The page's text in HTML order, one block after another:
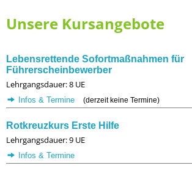
Unsere Kursangebote
Lebensrettende Sofortmaßnahmen für
Führerscheinbewerber
Lehrgangsdauer: 8 UE
Infos & Termine (derzeit keine Termine)
Rotkreuzkurs Erste Hilfe
Lehrgangsdauer: 9 UE
Infos & Termine